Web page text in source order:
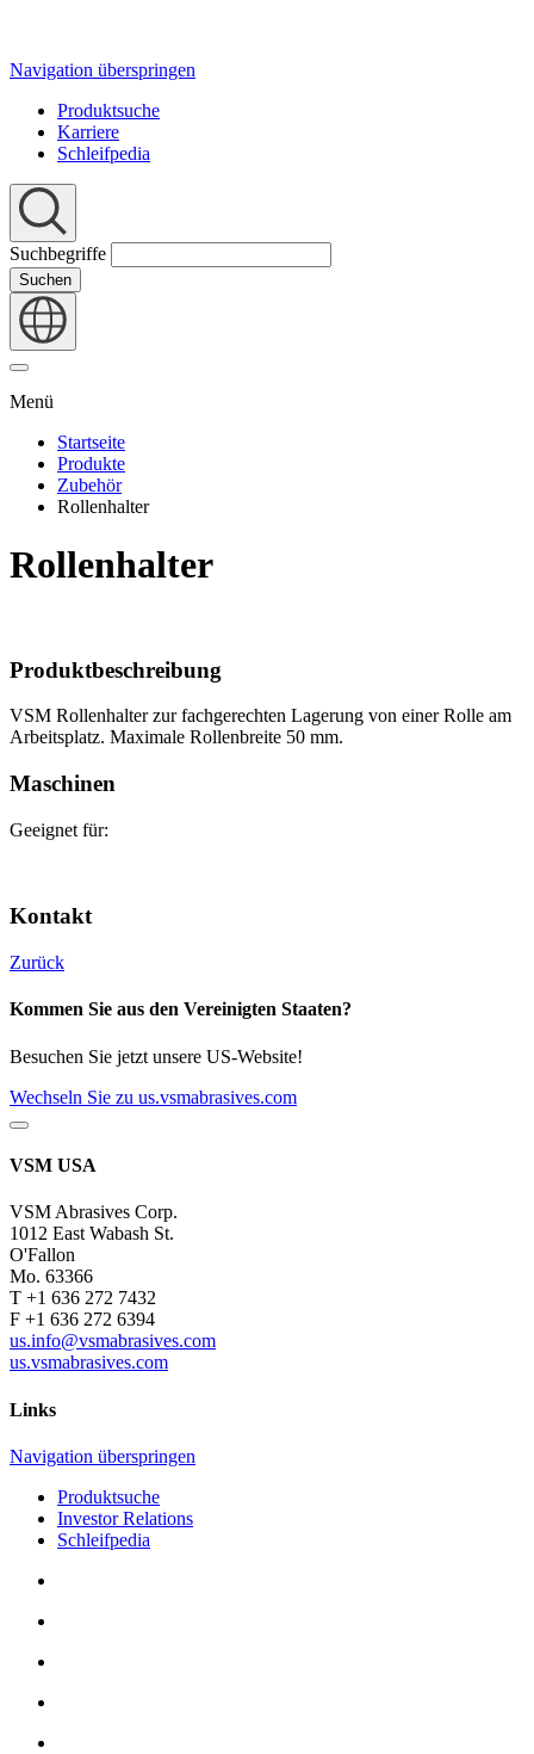
Navigation überspringen
Produktsuche
Karriere
Schleifpedia
Suchbegriffe
Suchen
Menü
Startseite
Produkte
Zubehör
Rollenhalter
Rollenhalter
Produktbeschreibung
VSM Rollenhalter zur fachgerechten Lagerung von einer Rolle am
Arbeitsplatz. Maximale Rollenbreite 50 mm.
Maschinen
Geeignet für:
Kontakt
Zurück
Kommen Sie aus den Vereinigten Staaten?
Besuchen Sie jetzt unsere US-Website!
Wechseln Sie zu us.vsmabrasives.com
VSM USA
VSM Abrasives Corp.
1012 East Wabash St.
O'Fallon
Mo. 63366
T +1 636 272 7432
F +1 636 272 6394
us.info@vsmabrasives.com
us.vsmabrasives.com
Links
Navigation überspringen
Produktsuche
Investor Relations
Schleifpedia